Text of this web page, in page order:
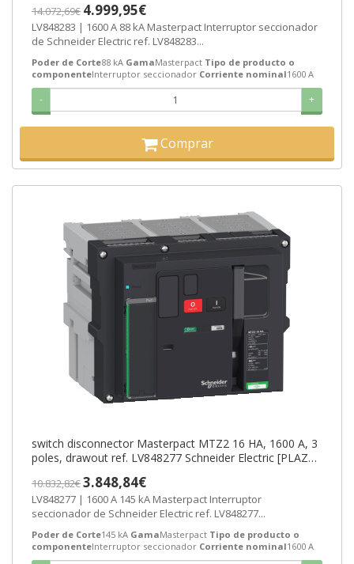
14.072,69€ 4.999,95€
LV848283 | 1600 A 88 kA Masterpact Interruptor seccionador
de Schneider Electric ref. LV848283...
Poder de Corte88 kA GamaMasterpact Tipo de producto o
componenteInterruptor seccionador Corriente nominal1600 A
- +
Comprar
switch disconnector Masterpact MTZ2 16 HA, 1600 A, 3
poles, drawout ref. LV848277 Schneider Electric [PLAZO
10.832,82€3.848,84€
LV848277 | 1600 A 145 kA Masterpact Interruptor
seccionador de Schneider Electric ref. LV848277...
Poder de Corte145 kA GamaMasterpact Tipo de producto o
componenteInterruptor seccionador Corriente nominal1600 A